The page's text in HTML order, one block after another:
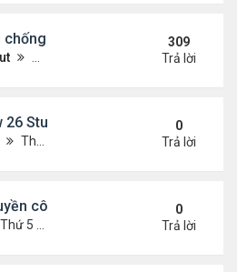
ca nô.
309
Trả lời
26 Stubs Tips for Efficient
Thứ 6 Tháng 8 07, 2026 12:31 am
0
Trả lời
công dân theo nơi sinh, mở
Thứ 5 Tháng 8 06, 2026 5:09 pm
0
Trả lời